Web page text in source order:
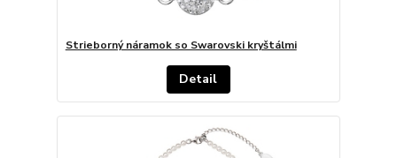
Strieborný náramok so Swarovski kryštálmi
Detail